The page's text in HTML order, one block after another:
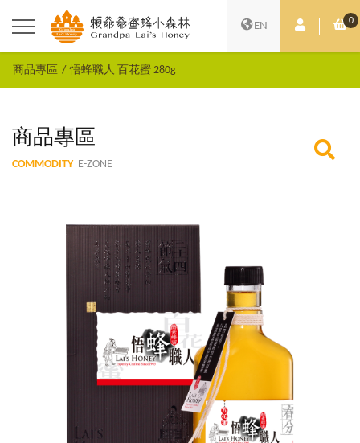
EN 會員中心0
購
商品專區 悟蜂職人 百花蜜 280g
商品專區
COMMODITY E-ZONE